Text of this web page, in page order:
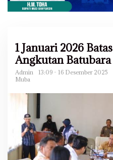
1 Januari 2026
Angkutan
Admin
13:09 - 16 Desember 2025
Muba